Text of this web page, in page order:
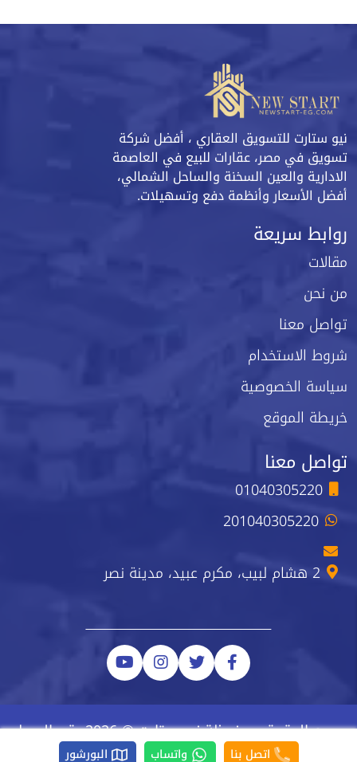
نيو ستارت للتسويق العقاري ، أفضل شركة
تسويق في مصر، عقارات للبيع في العاصمة
الادارية والعين السخنة والساحل الشمالي،
أفضل الأسعار وأنظمة دفع وتسهيلات.
روابط سريعة
مقالات
من نحن
تواصل معنا
شروط الاستخدام
سياسة الخصوصية
خريطة الموقع
تواصل معنا
01040305220
201040305220
2 هشام لبيب، مكرم عبيد، مدينة نصر
جميع الحقوق محفوظة نيو ستارت © 2026 رقم السجل
الضريبي 223-743-723اتصل بنا واتساب البورشور